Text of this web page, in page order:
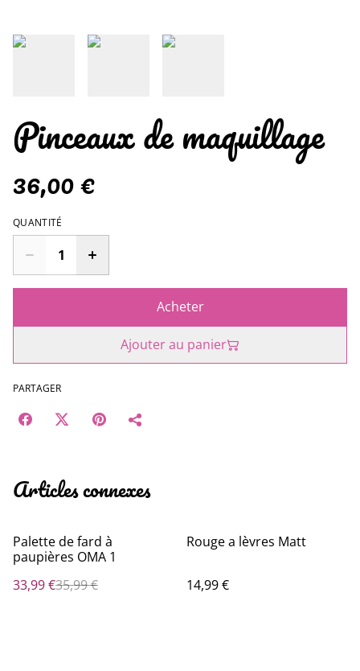
Pinceaux de maquillage
36,00 €
QUANTITÉ
Acheter
Ajouter au panier
PARTAGER
Articles connexes
%
Palette de fard à
paupières OMA 1
33,99 €35,99 €
Rouge a lèvres Matt
14,99 €